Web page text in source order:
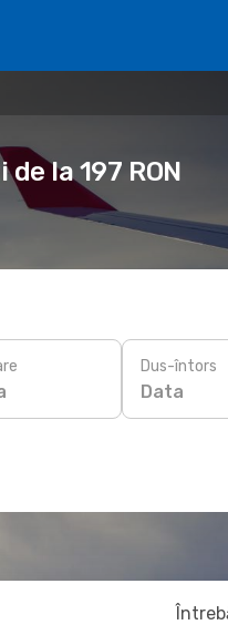
la 197 RON
Dus-întors
Data